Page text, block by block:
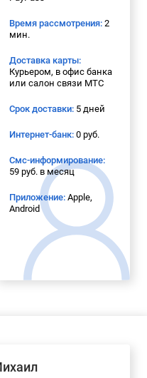
Время рассмотрения: 2
мин.
Доставка карты:
Курьером, в офис банка
или салон связи МТС
Срок доставки: 5 дней
Интернет-банк: 0 руб.
Смс-информирование:
59 руб. в месяц
Приложение: Apple,
Android